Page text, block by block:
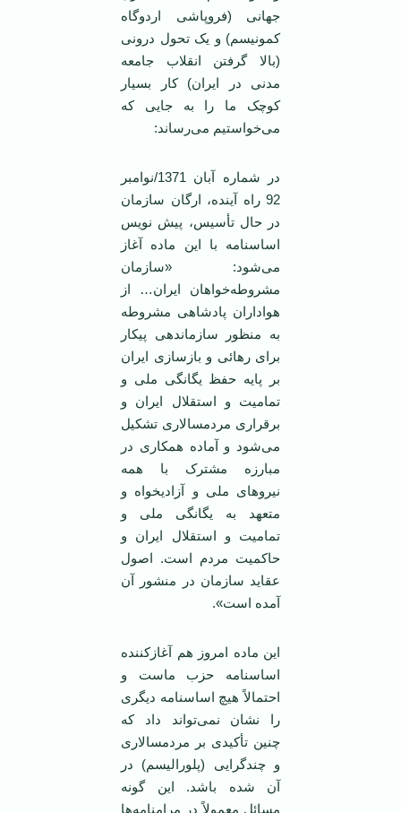
جهانی (فروپاشی اردوگاه
کمونیسم) و یک تحول درونی
(بالا گرفتن انقلاب جامعه
مدنی در ‌ایران) کار بسیار
کوچک ما را به جایی که
می‌خواستیم می‌رساند:
در شماره آبان 1371/نوامبر
92 راه آینده، ارگان سازمان
در حال تأسیس، پیش نویس
اساسنامه با‌ این ماده آغاز
می‌شود: «سازمان
مشروطه‌خواهان‌ ایران… از
هواداران پادشاهی مشروطه
به منظور سازماندهی پیکار
برای رهائی و بازسازی ‌ایران
بر پایه حفظ یگانگی ملی و
تمامیت و استقلال ‌ایران و
برقراری مردمسالاری تشکیل
می‌شود و آماده همکاری در
مبارزه مشترک با همه
نیروهای ملی و آزادیخواه و
متعهد به یگانگی ملی و
تمامیت و استقلال ‌ایران و
حاکمیت مردم است. اصول
عقاید سازمان در منشور آن
آمده است».
این ماده امروز هم آغازکننده
اساسنامه حزب ماست و
احتمالاً هیچ اساسنامه دیگری
را نشان نمی‌تواند داد که
چنین تأکیدی بر مردمسالاری
و چندگرایی (پلورالیسم) در
آن شده باشد. ‌این گونه
مسائل معمولاً در مرامنامه‌ها